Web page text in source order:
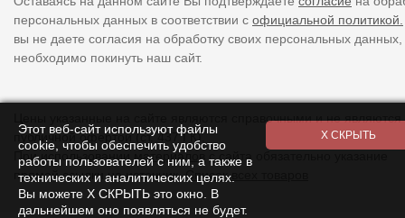
персональных данных в соответствии с официальной политикой.
вы не даете согласия на обработку своих персональных
необходимо покинуть наш сайт.
Цены указанные на сайте являются справочными и не являются
публичной офертой (ст. 437 ГК).
При использовании
материалов
прямой ссылки на источник.Список всех товаров
Этот веб-сайт используют файлы
cookie, чтобы обеспечить удобство
работы пользователей с ним, а также в
технических и аналитических целях.
Вы можете Х СКРЫТЬ это окно. В
дальнейшем оно появляться не будет.